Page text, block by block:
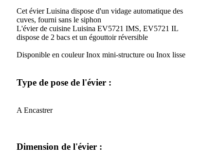
Cet évier Luisina dispose d'un vidage automatique des
cuves, fourni sans le siphon
L'évier de cuisine Luisina EV5721 IMS, EV5721 IL
dispose de 2 bacs et un égouttoir réversible
Disponible en couleur Inox mini-structure ou Inox lisse
Type de pose de l'évier :
A Encastrer
Dimension de l'évier :